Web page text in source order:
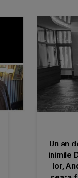
Un an
inimile
lor,